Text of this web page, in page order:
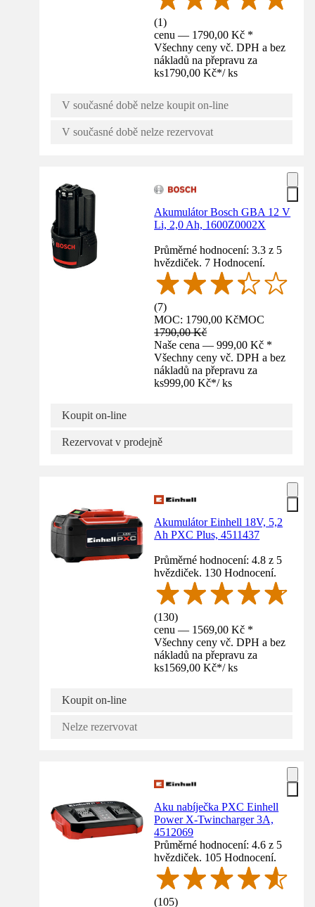
(1)
cenu — 1790,00 Kč *
Všechny ceny vč. DPH a bez
nákladů na přepravu za
ks1790,00 Kč*/ ks
V současné době nelze koupit on-line
V současné době nelze rezervovat
Akumulátor Bosch GBA 12 V
Li, 2,0 Ah, 1600Z0002X
Průměrné hodnocení: 3.3 z 5
hvězdiček. 7 Hodnocení.
(7)
MOC: 1790,00 KčMOC
1790,00 Kč
Naše cena — 999,00 Kč *
Všechny ceny vč. DPH a bez
nákladů na přepravu za
ks999,00 Kč*/ ks
Koupit on-line
Rezervovat v prodejně
Akumulátor Einhell 18V, 5,2
Ah PXC Plus, 4511437
Průměrné hodnocení: 4.8 z 5
hvězdiček. 130 Hodnocení.
(130)
cenu — 1569,00 Kč *
Všechny ceny vč. DPH a bez
nákladů na přepravu za
ks1569,00 Kč*/ ks
Koupit on-line
Nelze rezervovat
Aku nabíječka PXC Einhell
Power X-Twincharger 3A,
4512069
Průměrné hodnocení: 4.6 z 5
hvězdiček. 105 Hodnocení.
(105)